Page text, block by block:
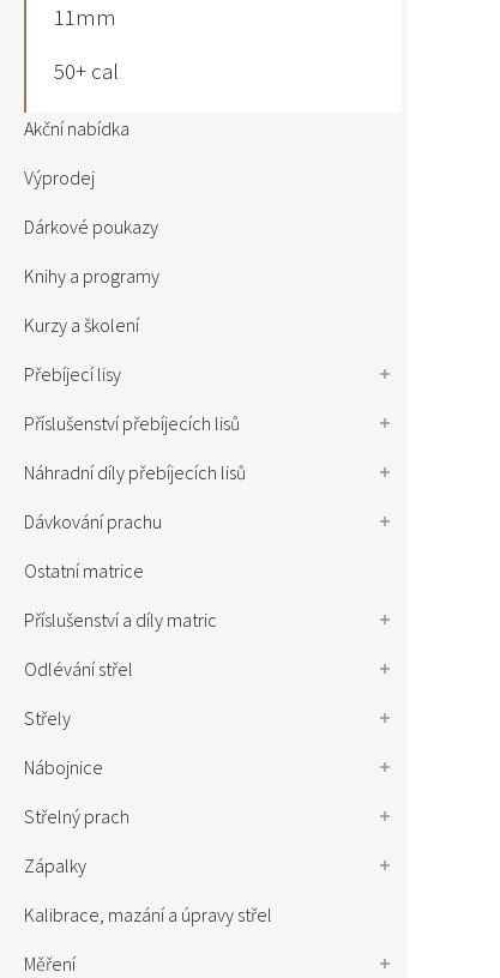
11mm
50+ cal
Akční nabídka
Výprodej
Dárkové poukazy
Knihy a programy
Kurzy a školení
Přebíjecí lisy
Příslušenství přebíjecích lisů
Náhradní díly přebíjecích lisů
Dávkování prachu
Ostatní matrice
Příslušenství a díly matric
Odlévání střel
Střely
Nábojnice
Střelný prach
Zápalky
Kalibrace, mazání a úpravy střel
Měření